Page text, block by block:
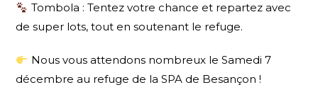
Tombola : Tentez votre chance et repartez avec
de super lots, tout en soutenant le refuge.
Nous vous attendons nombreux le Samedi 7
décembre au refuge de la SPA de Besançon !